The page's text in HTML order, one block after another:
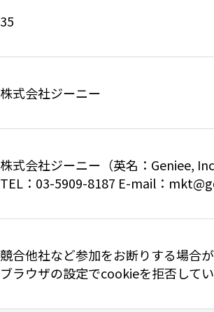
35
株式会社ジーニー
株式会社ジーニー（英名：Geniee, Inc.
TEL：03-5909-8187 E-mail：
競合他社など参加をお断りする場合が
ブラウザの設定でcookieを拒否して